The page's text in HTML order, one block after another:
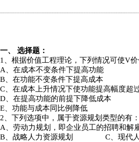
一、 选择题：
1、根据价值工程理论，下列情况可使V
A、在成本不变条件下提高功能
B、在功能不变条件下提高成本
C、在成本上升情况下使功能提高幅度超
D、在提高功能的前提下降低成本
E、功能与成本同比例降低
2、下列选项中，属于资源规划类型的有
A、劳动力规划，即企业员工的招聘和解
B、战略人力资源规划 C、现代人